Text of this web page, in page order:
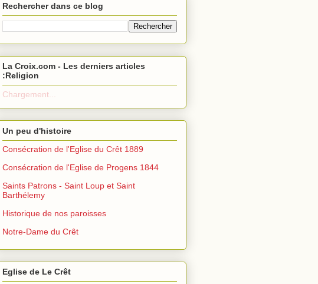
Rechercher dans ce blog
La Croix.com - Les derniers articles
:Religion
Chargement...
Un peu d'histoire
Consécration de l'Eglise du Crêt 1889
Consécration de l'Eglise de Progens 1844
Saints Patrons - Saint Loup et Saint
Barthélemy
Historique de nos paroisses
Notre-Dame du Crêt
Eglise de Le Crêt